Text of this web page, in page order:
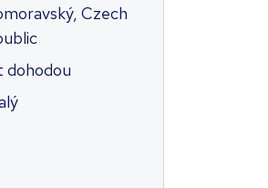
Czech
dohodou